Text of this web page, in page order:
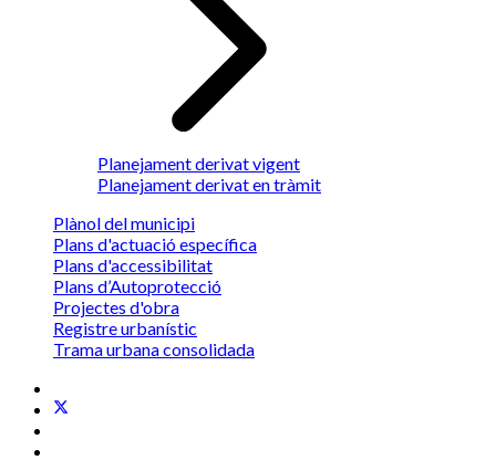
Planejament derivat vigent
Planejament derivat en tràmit
Plànol del municipi
Plans d'actuació específica
Plans d'accessibilitat
Plans d’Autoprotecció
Projectes d'obra
Registre urbanístic
Trama urbana consolidada